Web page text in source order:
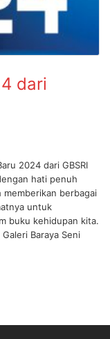
dari
2024 dari GBSRI
hati penuh
memberikan berbagai
untuk
buku kehidupan kita.
Baraya Seni